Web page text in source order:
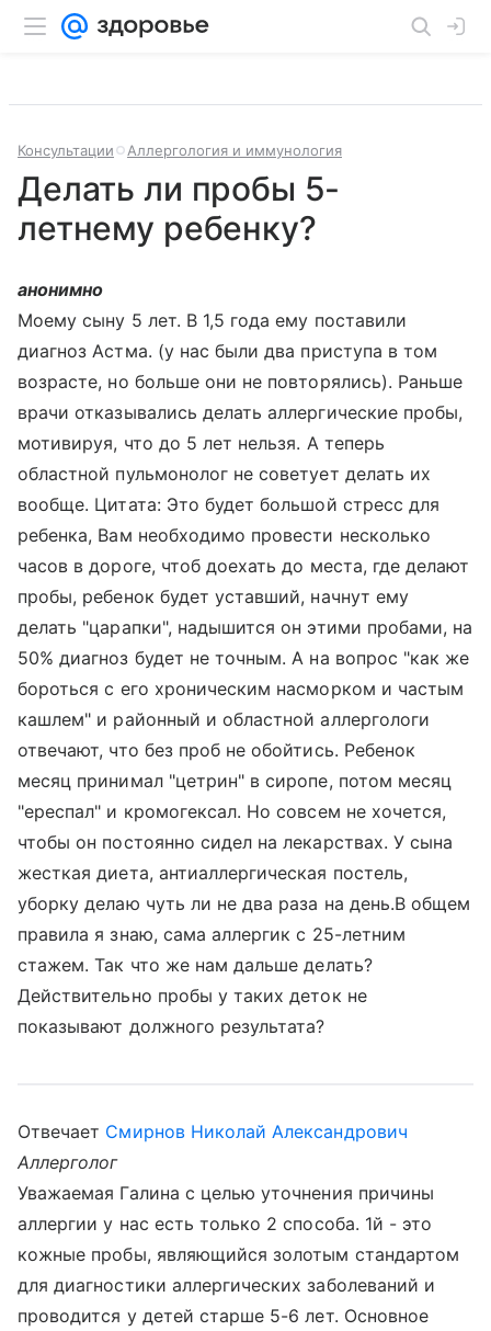
Консультации Аллергология и иммунология
Делать ли пробы 5-
летнему ребенку?
анонимно
Моему сыну 5 лет. В 1,5 года ему поставили
диагноз Астма. (у нас были два приступа в том
возрасте, но больше они не повторялись). Раньше
врачи отказывались делать аллергические пробы,
мотивируя, что до 5 лет нельзя. А теперь
областной пульмонолог не советует делать их
вообще. Цитата: Это будет большой стресс для
ребенка, Вам необходимо провести несколько
часов в дороге, чтоб доехать до места, где делают
пробы, ребенок будет уставший, начнут ему
делать "царапки", надышится он этими пробами, на
50% диагноз будет не точным. А на вопрос "как же
бороться с его хроническим насморком и частым
кашлем" и районный и областной аллергологи
отвечают, что без проб не обойтись. Ребенок
месяц принимал "цетрин" в сиропе, потом месяц
"ереспал" и кромогексал. Но совсем не хочется,
чтобы он постоянно сидел на лекарствах. У сына
жесткая диета, антиаллергическая постель,
уборку делаю чуть ли не два раза на день.В общем
правила я знаю, сама аллергик с 25-летним
стажем. Так что же нам дальше делать?
Действительно пробы у таких деток не
показывают должного результата?
Отвечает Смирнов Николай Александрович
Аллерголог
Уважаемая Галина с целью уточнения причины
аллергии у нас есть только 2 способа. 1й - это
кожные пробы, являющийся золотым стандартом
для диагностики аллергических заболеваний и
проводится у детей старше 5-6 лет. Основное